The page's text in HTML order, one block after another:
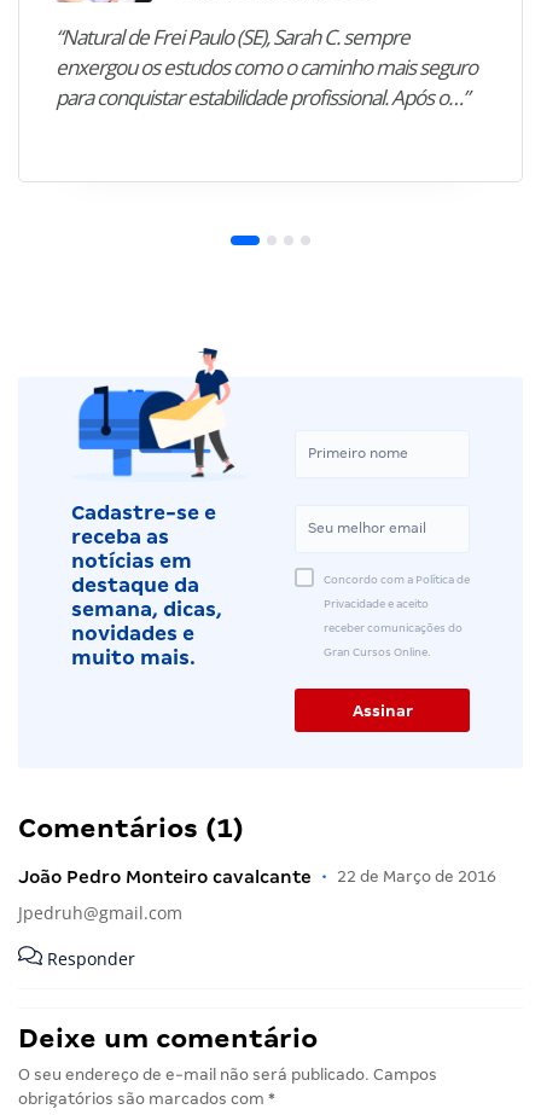
“Natural de Frei Paulo (SE), Sarah C. sempre
enxergou os estudos como o caminho mais seguro
para conquistar estabilidade profissional. Após o…”
Cadastre-se e
receba as
notícias em
destaque da
semana, dicas,
novidades e
muito mais.
Concordo com a Política de
Privacidade e aceito
receber comunicações do
Gran Cursos Online.
Comentários (1)
João Pedro Monteiro cavalcante • 22 de Março de 2016
Jpedruh@gmail.com
Responder
Deixe um comentário
O seu endereço de e-mail não será publicado. Campos
obrigatórios são marcados com *